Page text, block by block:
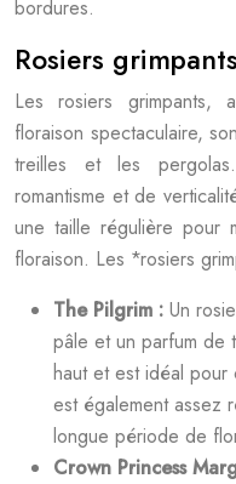
bordures.
Rosiers grimpants
Les rosiers
floraison spectaculaire,
treilles et les
romantisme et de
une taille régulière pour
floraison. Les *rosiers
The Pilgrim : Un
pâle et un parfum de
haut et est idéal pour
est également assez
longue période de
Crown Princess